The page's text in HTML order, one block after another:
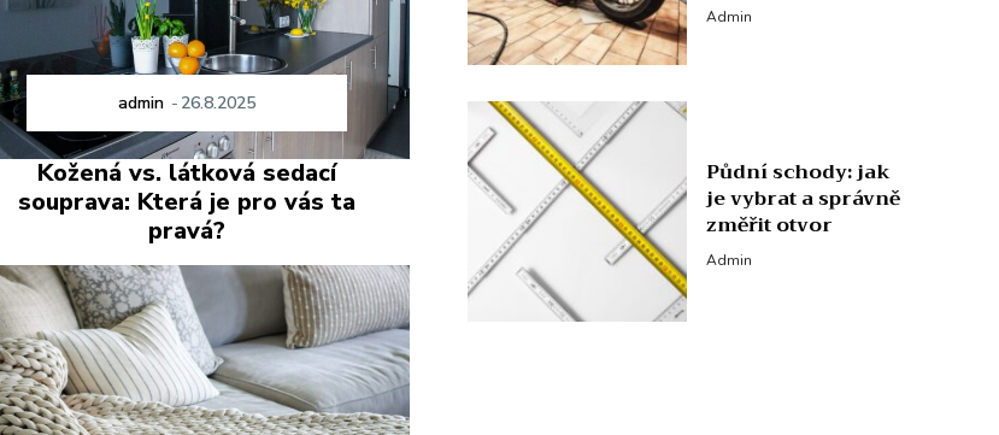
admin - 26.8.2025
Kožená vs. látková sedací
souprava: Která je pro vás ta
pravá?
Admin
Půdní schody: jak
je vybrat a správně
změřit otvor
Admin